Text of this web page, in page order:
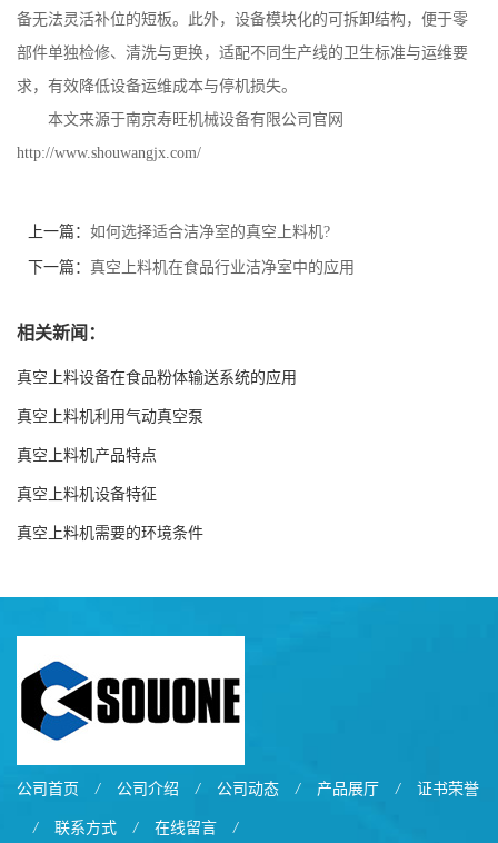
备无法灵活补位的短板。此外，设备模块化的可拆卸结构，便于零
部件单独检修、清洗与更换，适配不同生产线的卫生标准与运维要
求，有效降低设备运维成本与停机损失。
本文来源于南京寿旺机械设备有限公司官网
http://www.shouwangjx.com/
上一篇： 如何选择适合洁净室的真空上料机?
下一篇： 真空上料机在食品行业洁净室中的应用
相关新闻：
真空上料设备在食品粉体输送系统的应用
真空上料机利用气动真空泵
真空上料机产品特点
真空上料机设备特征
真空上料机需要的环境条件
公司首页 / 公司介绍 / 公司动态 / 产品展厅 / 证书荣誉
/ 联系方式 / 在线留言 /